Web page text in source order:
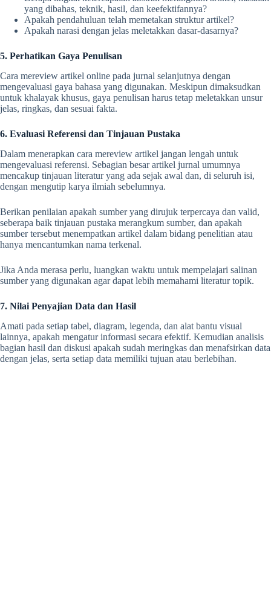
yang dibahas, teknik, hasil, dan keefektifannya?
Apakah pendahuluan telah memetakan struktur artikel?
Apakah narasi dengan jelas meletakkan dasar-dasarnya?
5. Perhatikan Gaya Penulisan
Cara mereview artikel online pada jurnal selanjutnya dengan
mengevaluasi gaya bahasa yang digunakan. Meskipun dimaksudkan
untuk khalayak khusus, gaya penulisan harus tetap meletakkan unsur
jelas, ringkas, dan sesuai fakta.
6. Evaluasi Referensi dan Tinjauan Pustaka
Dalam menerapkan cara mereview artikel jangan lengah untuk
mengevaluasi referensi. Sebagian besar artikel jurnal umumnya
mencakup tinjauan literatur yang ada sejak awal dan, di seluruh isi,
dengan mengutip karya ilmiah sebelumnya.
Berikan penilaian apakah sumber yang dirujuk terpercaya dan valid,
seberapa baik tinjauan pustaka merangkum sumber, dan apakah
sumber tersebut menempatkan artikel dalam bidang penelitian atau
hanya mencantumkan nama terkenal.
Jika Anda merasa perlu, luangkan waktu untuk mempelajari salinan
sumber yang digunakan agar dapat lebih memahami literatur topik.
7. Nilai Penyajian Data dan Hasil
Amati pada setiap tabel, diagram, legenda, dan alat bantu visual
lainnya, apakah mengatur informasi secara efektif. Kemudian analisis
bagian hasil dan diskusi apakah sudah meringkas dan menafsirkan data
dengan jelas, serta setiap data memiliki tujuan atau berlebihan.